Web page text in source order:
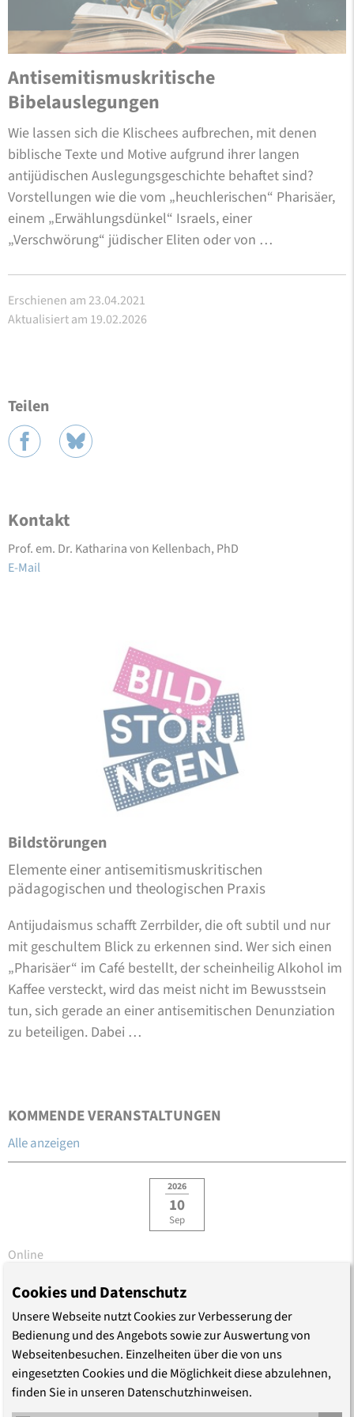
Antisemitismuskritische
Bibelauslegungen
Wie lassen sich die Klischees aufbrechen, mit denen
biblische Texte und Motive aufgrund ihrer langen
antijüdischen Auslegungsgeschichte behaftet sind?
Vorstellungen wie die vom „heuchlerischen“ Pharisäer,
einem „Erwählungsdünkel“ Israels, einer
„Verschwörung“ jüdischer Eliten oder von …
Erschienen am 23.04.2021
Aktualisiert am 19.02.2026
Teilen
Kontakt
Prof. em. Dr. Katharina von Kellenbach, PhD
E-Mail
Bildstörungen
Elemente einer antisemitismuskritischen
pädagogischen und theologischen Praxis
Antijudaismus schafft Zerrbilder, die oft subtil und nur
mit geschultem Blick zu erkennen sind. Wer sich einen
„Pharisäer“ im Café bestellt, der scheinheilig Alkohol im
Kaffee versteckt, wird das meist nicht im Bewusstsein
tun, sich gerade an einer antisemitischen Denunziation
zu beteiligen. Dabei …
KOMMENDE VERANSTALTUNGEN
Alle anzeigen
2026
10
Sep
Online
Zum Umgang mit Antijüdischem in
Bibelübersetzungen
Vor 20 Jahren, am Reformationstag 2006, wurde die „Bibel in
gerechter Sprache“ (BigS) veröffentlicht. Die Neutestamentlerin
Marlene Crüsemann zeigt theologische Fehlentscheidungen in
Cookies und Datenschutz
Unsere Webseite nutzt Cookies zur Verbesserung der
Bedienung und des Angebots sowie zur Auswertung von
Webseitenbesuchen. Einzelheiten über die von uns
eingesetzten Cookies und die Möglichkeit diese abzulehnen,
finden Sie in unseren Datenschutzhinweisen.